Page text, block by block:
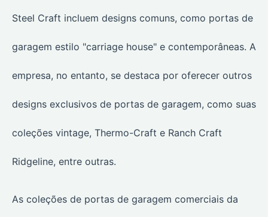
Steel Craft incluem designs comuns, como portas de
garagem estilo "carriage house" e contemporâneas. A
empresa, no entanto, se destaca por oferecer outros
designs exclusivos de portas de garagem, como suas
coleções vintage, Thermo-Craft e Ranch Craft
Ridgeline, entre outras.
As coleções de portas de garagem comerciais da